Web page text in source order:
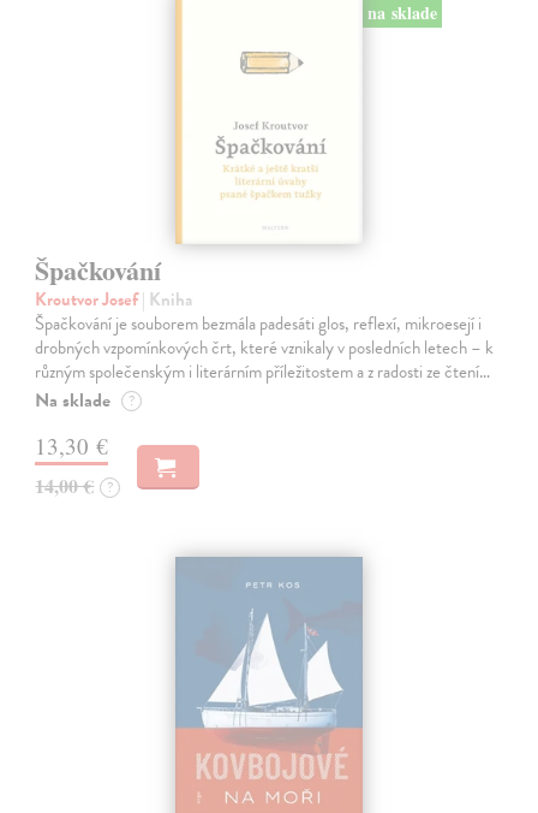
na sklade
Špačkování
Kroutvor Josef| Kniha
Špačkování je souborem bezmála padesáti glos, reflexí, mikroesejí i
drobných vzpomínkových črt, které vznikaly v posledních letech – k
různým společenským i literárním příležitostem a z radosti ze čtení…
Na sklade ?
13,30 €
14,00 € ?